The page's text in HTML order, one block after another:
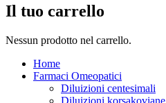
Il tuo carrello
Nessun prodotto nel carrello.
Home
Farmaci Omeopatici
Diluizioni centesimali
Diluizioni korsakoviane